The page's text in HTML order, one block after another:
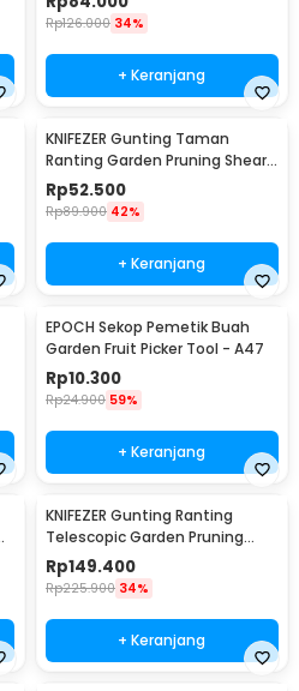
Rp126.000 34%
+ Keranjang
KNIFEZER Gunting Taman
Ranting Garden Pruning Shear
Scissors - W238
Rp52.500
Rp89.900 42%
+ Keranjang
EPOCH Sekop Pemetik Buah
Garden Fruit Picker Tool - A47
Rp10.300
Rp24.900 59%
+ Keranjang
KNIFEZER Gunting Ranting
Telescopic Garden Pruning
Shear Scissors - 2026
Rp149.400
Rp225.900 34%
+ Keranjang